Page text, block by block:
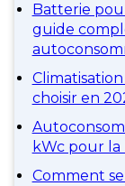
Batterie
guide
choisir en
kWc pour la
Comment